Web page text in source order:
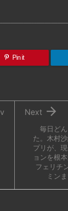
Pin it
毎日ど
た。木村
プリが、
ョンを根
フェリチ
ミン

Next